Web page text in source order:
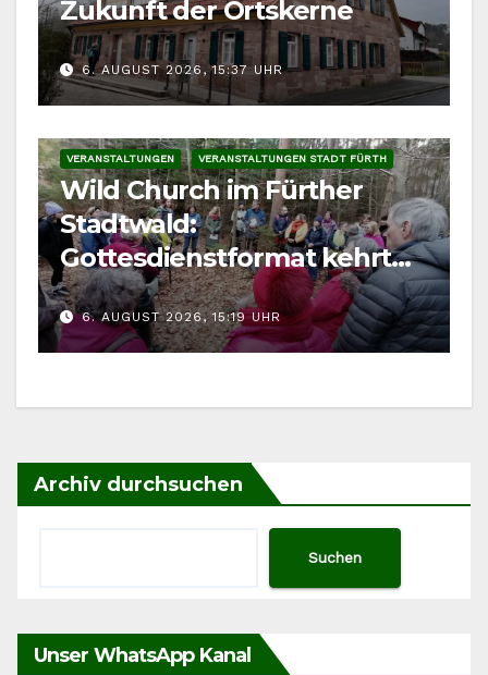
Zukunft der Ortskerne
6. AUGUST 2026, 15:37 UHR
VERANSTALTUNGEN VERANSTALTUNGEN STADT FÜRTH
Wild Church im Fürther
Stadtwald:
Gottesdienstformat kehrt
im August zurück
6. AUGUST 2026, 15:19 UHR
Archiv durchsuchen
Suchen
Unser WhatsApp Kanal